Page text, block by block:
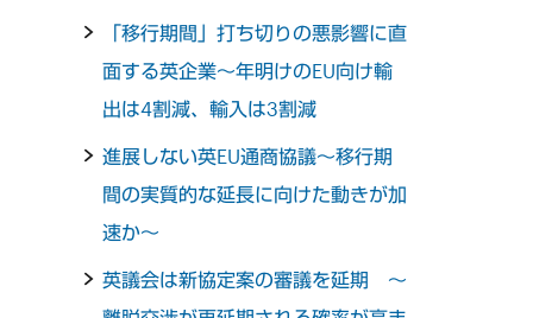
「移行期間」打ち切りの悪影響に直
面する英企業～年明けのEU向け輸
出は4割減、輸入は3割減
進展しない英EU通商協議～移行期
間の実質的な延長に向けた動きが加
速か～
英議会は新協定案の審議を延期 ～